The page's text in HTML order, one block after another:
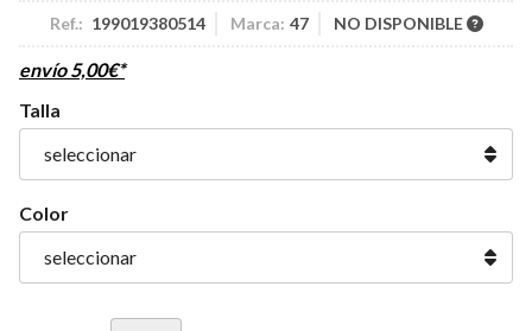
Ref.: 199019380514 Marca: 47 NO DISPONIBLE
envío 5,00€*
Talla
Color